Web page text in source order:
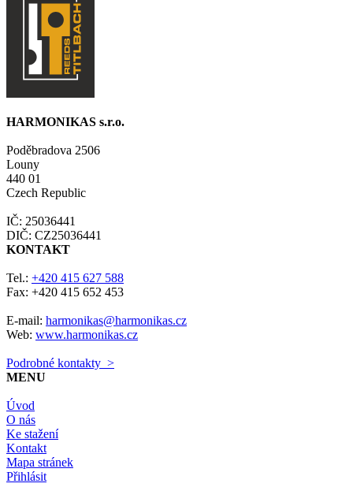
HARMONIKAS s.r.o.
Poděbradova 2506
Louny
440 01
Czech Republic
IČ: 25036441
DIČ: CZ25036441
KONTAKT
Tel.: +420 415 627 588
Fax: +420 415 652 453
E-mail: harmonikas@harmonikas.cz
Web: www.harmonikas.cz
Podrobné kontakty >
MENU
Úvod
O nás
Ke stažení
Kontakt
Mapa stránek
Přihlásit